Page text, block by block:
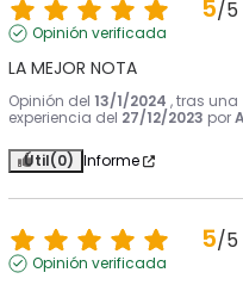
5/5
Opinión verificada
LA MEJOR NOTA
Opinión del 13/1/2024 , tras una
experiencia del 27/12/2023 por
Útil(0) Informe
5/5
Opinión verificada